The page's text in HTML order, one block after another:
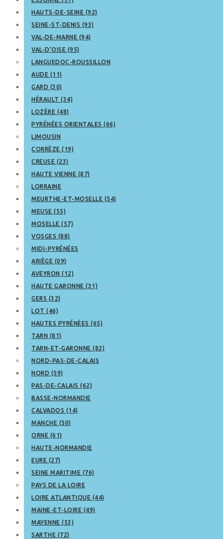
HAUTS-DE-SEINE (92)
SEINE-ST-DENIS (93)
VAL-DE-MARNE (94)
VAL-D’OISE (95)
LANGUEDOC-ROUSSILLON
AUDE (11)
GARD (30)
HÉRAULT (34)
LOZÈRE (48)
PYRÉNÉES ORIENTALES (66)
LIMOUSIN
CORRÈZE (19)
CREUSE (23)
HAUTE VIENNE (87)
LORRAINE
MEURTHE-ET-MOSELLE (54)
MEUSE (55)
MOSELLE (57)
VOSGES (88)
MIDI-PYRÉNÉES
ARIÈGE (09)
AVEYRON (12)
HAUTE GARONNE (31)
GERS (32)
LOT (46)
HAUTES PYRÉNÉES (65)
TARN (81)
TARN-ET-GARONNE (82)
NORD-PAS-DE-CALAIS
NORD (59)
PAS-DE-CALAIS (62)
BASSE-NORMANDIE
CALVADOS (14)
MANCHE (50)
ORNE (61)
HAUTE-NORMANDIE
EURE (27)
SEINE MARITIME (76)
PAYS DE LA LOIRE
LOIRE ATLANTIQUE (44)
MAINE-ET-LOIRE (49)
MAYENNE (53)
SARTHE (72)